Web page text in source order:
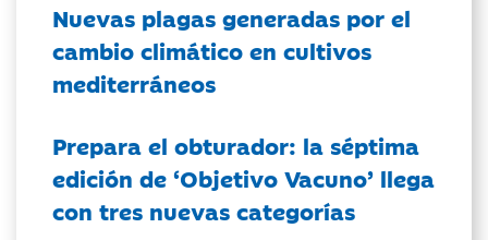
Nuevas plagas generadas por el
cambio climático en cultivos
mediterráneos
Prepara el obturador: la séptima
edición de ‘Objetivo Vacuno’ llega
con tres nuevas categorías